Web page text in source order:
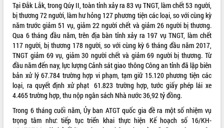
Thứ trưởng Bộ Nông nghiệp và Môi
trường Nguyễn Hoàng Hiệp khảo sát
vùng trồng và doanh nghiệp đóng gói
sầu riêng tại Đắk Lắk
Trình diễn nghệ thuật chế biến các
món ăn từ sầu riêng
Đắk Lắk công bố Quy hoạch và xúc
tiến đầu tư tỉnh
Ngành cá ngừ Đắk Lắk chủ động thích
ứng để giữ vững thị trường xuất khẩu
Diễn đàn Kinh tế tư nhân Việt Nam đột
Tại Đắk Lắk, trong Qúy II, toàn tỉnh xảy ra 83 vụ TNGT, làm chết 53 người,
bị thương 72 người, làm hư hỏng 127 phương tiện các loại, so với cùng kỳ
năm trước giảm 51 vụ, giảm 22 người chết và giảm 26 người bị thương.
Qua 6 tháng đầu năm, trên địa bàn tỉnh xảy ra 197 vụ TNGT, làm chết
117 người, bị thương 178 người, so với cùng kỳ 6 tháng đầu năm 2017,
TNGT giảm 69 vụ, giảm 30 người chết và giảm 69 người bị thương. Từ
đầu năm đến nay, lực lượng Cảnh sát giao thông Công an tỉnh đã lập biên
bản xử lý 67.784 trường hợp vi phạm, tạm giữ 15.120 phương tiện các
loại, ra quyết định xử phạt 61.823 trường hợp, tước giấy phép lái xe
4.465 trường hợp, thu nộp ngân sách Nhà nước 36,92 tỷ đồng.
Trong 6 tháng cuối năm, Ủy ban ATGT quốc gia đề ra một số nhiệm vụ
trọng tâm như: tiếp tục triển khai thực hiện Kế hoạch số 16/KH-